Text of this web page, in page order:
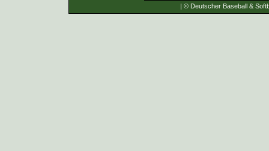
| © Deutscher Baseball &